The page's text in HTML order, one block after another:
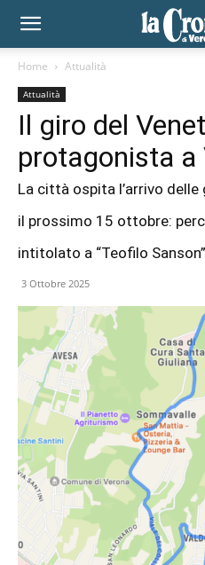
Home Attualità
Attualità
Il giro del
protagonista a
La città ospita l’arrivo
il prossimo 15 ottobre:
intitolato a “Teofilo Sanson”
3 Ottobre 2025